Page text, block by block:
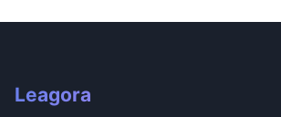
Leagora